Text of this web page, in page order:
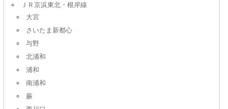
ＪＲ京浜東北・根岸線
大宮
さいたま新都心
与野
北浦和
浦和
南浦和
蕨